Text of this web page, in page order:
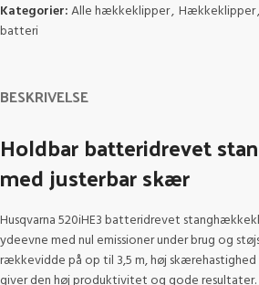
Kategorier:Alle hækkeklipper, Hækkeklipper,
batteri
BESKRIVELSE
Holdbar batteridrevet
med justerbar skær
Husqvarna 520iHE3 batteridrevet
ydeevne med nul emissioner under brug og
rækkevidde på op til 3,5 m, høj skærehastighed